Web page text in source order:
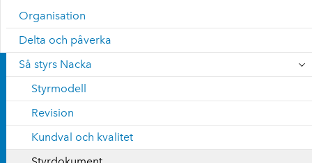
Organisation
Delta och påverka
Så styrs Nacka
Styrmodell
Revision
Kundval och kvalitet